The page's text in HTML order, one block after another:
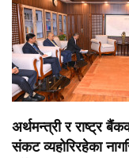
अर्थमन्त्री र राष्ट्र
संकट व्यहोरिरहेका